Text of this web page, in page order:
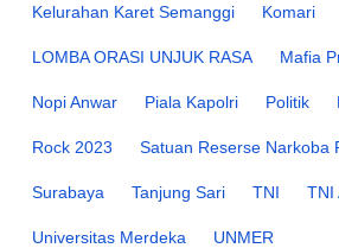
Kelurahan Karet Semanggi Komari
LOMBA ORASI UNJUK RASA Mafia
Nopi Anwar Piala Kapolri Politik
Rock 2023 Satuan Reserse Narkoba
Surabaya Tanjung Sari TNI TNI
Universitas Merdeka UNMER